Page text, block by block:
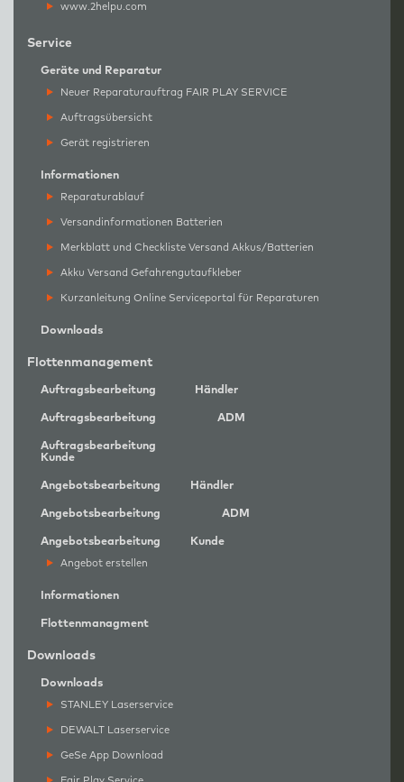
www.2helpu.com
Service
Geräte und Reparatur
Neuer Reparaturauftrag FAIR PLAY SERVICE
Auftragsübersicht
Gerät registrieren
Informationen
Reparaturablauf
Versandinformationen Batterien
Merkblatt und Checkliste Versand Akkus/Batterien
Akku Versand Gefahrengutaufkleber
Kurzanleitung Online Serviceportal für Reparaturen
Downloads
Flottenmanagement
Auftragsbearbeitung Händler
Auftragsbearbeitung ADM
Auftragsbearbeitung
Kunde
Angebotsbearbeitung Händler
Angebotsbearbeitung ADM
Angebotsbearbeitung Kunde
Angebot erstellen
Informationen
Flottenmanagment
Downloads
Downloads
STANLEY Laserservice
DEWALT Laserservice
GeSe App Download